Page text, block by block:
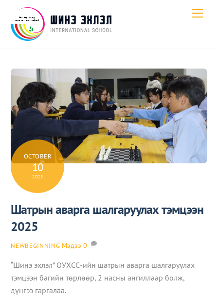
content
OCTOBER
10
2025
Шатрын аварга шалгаруулах тэмцээн
2025
NEWBEGINNING Мэдээ 0
“Шинэ эхлэл” ОУХСС-ийн шатрын аварга шалгаруулах
тэмцээн багийн төрлөөр, 2 насны ангиллаар болж,
дүнгээ гаргалаа.